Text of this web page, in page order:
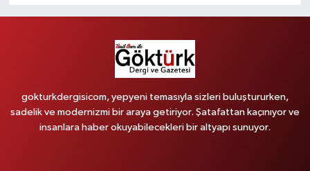
gokturkdergisicom, yepyeni temasıyla sizleri buluştururken,
sadelik ve modernizmi bir araya getiriyor. Şatafattan kaçınıyor ve
insanlara haber okuyabilecekleri bir altyapı sunuyor.